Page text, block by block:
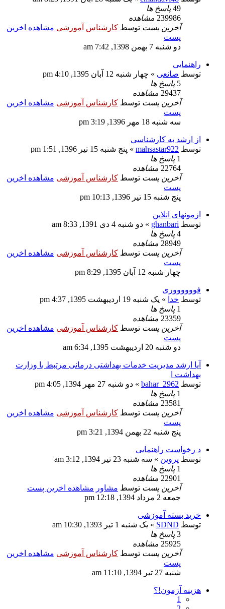
49 پاسخ ها
239986 مشاهده
آخرین پست توسط کارشناس آموزشی مشاهده اخرین
پست
دو شنبه 7 بهمن 1398, 7:42 am
راهنمایی
توسط صانعی » چهار شنبه 12 آبان 1395, 4:10 pm
5 پاسخ ها
29437 مشاهده
آخرین پست توسط کارشناس آموزشی مشاهده اخرین
پست
سه شنبه 18 مهر 1396, 3:19 pm
از ارشد به کارشناسی
توسط mahsastar922 » پنج شنبه 15 تیر 1396, 1:51 pm
1 پاسخ ها
22764 مشاهده
آخرین پست توسط کارشناس آموزشی مشاهده اخرین
پست
پنج شنبه 15 تیر 1396, 10:13 pm
ازمونهای انلاین
توسط ghanbari » دو شنبه 4 دی 1391, 8:33 am
4 پاسخ ها
28949 مشاهده
آخرین پست توسط کارشناس آموزشی مشاهده اخرین
پست
چهار شنبه 12 آبان 1395, 8:29 pm
فووووووری
توسط خدا » یک شنبه 19 اردیبهشت 1395, 4:37 pm
1 پاسخ ها
23359 مشاهده
آخرین پست توسط کارشناس آموزشی مشاهده اخرین
پست
دو شنبه 20 اردیبهشت 1395, 6:34 am
آیا ارشد مدیریت خدمات بهداشتی درمانی مرتبط با وزارت
بهداشت ا
توسط bahar_2962 » دو شنبه 27 مهر 1394, 4:05 pm
1 پاسخ ها
23581 مشاهده
آخرین پست توسط کارشناس آموزشی مشاهده اخرین
پست
پنج شنبه 22 بهمن 1394, 3:21 pm
د رخواست راهنمایی
توسط پروین » سه شنبه 23 تیر 1394, 3:12 am
1 پاسخ ها
22901 مشاهده
آخرین پست توسط مشاور مشاهده اخرین پست
جمعه 2 مرداد 1394, 12:18 pm
خرید بسته آموزشی
توسط SDND » یک شنبه 1 تیر 1393, 10:30 am
3 پاسخ ها
25925 مشاهده
آخرین پست توسط کارشناس آموزشی مشاهده اخرین
پست
شنبه 27 تیر 1394, 11:10 am
هزینه آزمون!؟
1